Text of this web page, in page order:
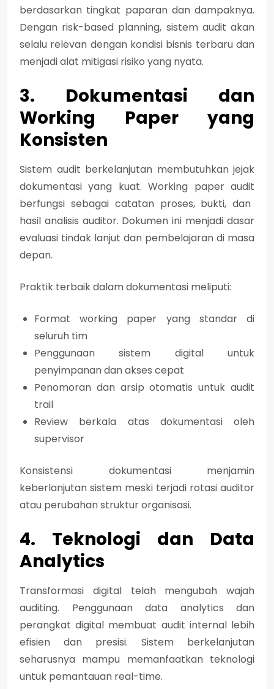
berdasarkan tingkat paparan dan dampaknya.
Dengan risk-based planning, sistem audit akan
selalu relevan dengan kondisi bisnis terbaru dan
menjadi alat mitigasi risiko yang nyata.
3. Dokumentasi dan
Working Paper yang
Konsisten
Sistem audit berkelanjutan membutuhkan jejak
dokumentasi yang kuat.Working paper audit
berfungsi sebagai catatan proses, bukti, dan
hasil analisis auditor. Dokumen ini menjadi dasar
evaluasi tindak lanjut dan pembelajaran di masa
depan.
Praktik terbaik dalam dokumentasi meliputi:
Format working paper yang standar di
seluruh tim
Penggunaan sistem digital untuk
penyimpanan dan akses cepat
Penomoran dan arsip otomatis untuk audit
trail
Review berkala atas dokumentasi oleh
supervisor
Konsistensi dokumentasi menjamin
keberlanjutan sistem meski terjadi rotasi auditor
atau perubahan struktur organisasi.
4. Teknologi dan Data
Analytics
Transformasi digital telah mengubah wajah
auditing. Penggunaan data analytics dan
perangkat digital membuat audit internal lebih
efisien dan presisi. Sistem berkelanjutan
seharusnya mampu memanfaatkan teknologi
untuk pemantauan real-time.